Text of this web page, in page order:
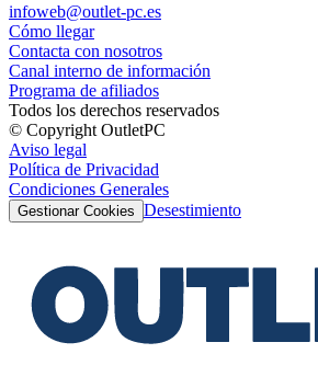
infoweb@outlet-pc.es
Cómo llegar
Contacta con nosotros
Canal interno de información
Programa de afiliados
Todos los derechos reservados
© Copyright OutletPC
Aviso legal
Política de Privacidad
Condiciones Generales
Gestionar Cookies Desestimiento